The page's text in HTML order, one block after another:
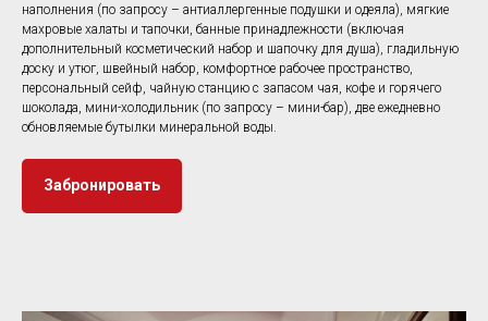
наполнения (по запросу – антиаллергенные подушки и одеяла), мягкие
махровые халаты и тапочки, банные принадлежности (включая
дополнительный косметический набор и шапочку для душа), гладильную
доску и утюг, швейный набор, комфортное рабочее пространство,
персональный сейф, чайную станцию с запасом чая, кофе и горячего
шоколада, мини-холодильник (по запросу – мини-бар), две ежедневно
обновляемые бутылки минеральной воды.
Забронировать